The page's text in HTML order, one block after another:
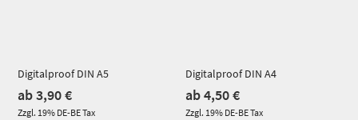
Digitalproof DIN A5
ab3,90€
Zzgl. 19% DE-BE Tax
Digitalproof DIN A4
ab4,50€
Zzgl. 19% DE-BE Tax